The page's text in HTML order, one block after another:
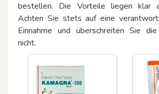
bestellen. Die Vorteile liegen klar
Achten Sie stets auf eine
Einnahme und überschreiten Sie
nicht.